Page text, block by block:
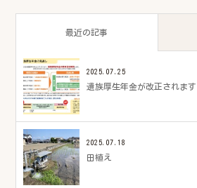
最近の記事
2025.07.25
遺族厚生年金が改正されます
2025.07.18
田植え